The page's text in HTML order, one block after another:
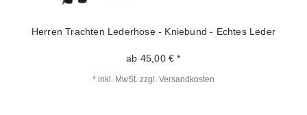
Herren Trachten Lederhose - Kniebund - Echtes Leder
ab 45,00 € *
* inkl. MwSt. zzgl. Versandkosten